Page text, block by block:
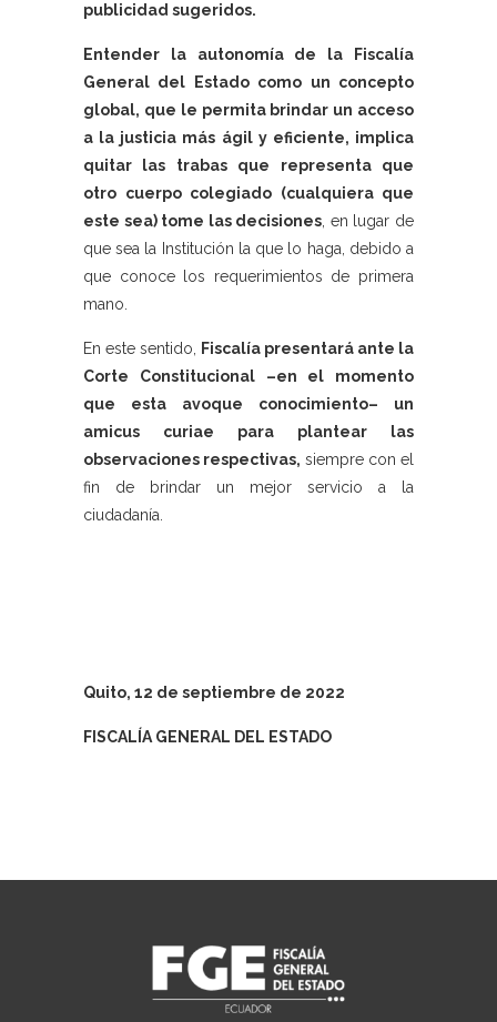
publicidad sugeridos.
Entender la autonomía de la Fiscalía
General del Estado como un concepto
global, que le permita brindar un acceso
a la justicia más ágil y eficiente, implica
quitar las trabas que representa que
otro cuerpo colegiado (cualquiera que
este sea) tome las decisiones , en lugar de
que sea la Institución la que lo haga, debido a
que conoce los requerimientos de primera
mano.
En este sentido,
Fiscalía presentará ante la
Corte Constitucional –en el momento
que esta avoque conocimiento– un
amicus curiae para plantear las
observaciones respectivas, siempre con el
fin de brindar un mejor servicio a la
ciudadanía.
Quito, 12 de septiembre de 2022
FISCALÍA GENERAL DEL ESTADO